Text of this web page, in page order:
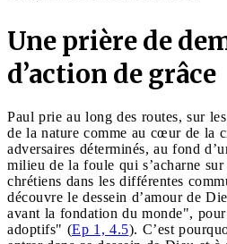
Une prière de
d’action de grâce
Paul prie au long des routes, sur
de la nature comme au cœur de la
adversaires déterminés, au fond
milieu de la foule qui s’acharne
chrétiens dans les différentes
découvre le dessein d’amour de
avant la fondation du monde",
adoptifs" (Ep 1, 4.5). C’est